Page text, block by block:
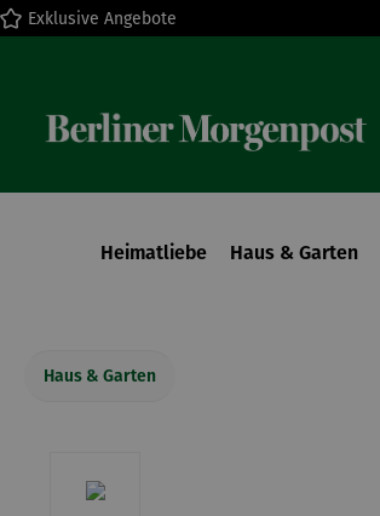
Zur Hauptnavigation springen
Exklusive Angebote
Heimatliebe Haus & Garten
Haus & Garten